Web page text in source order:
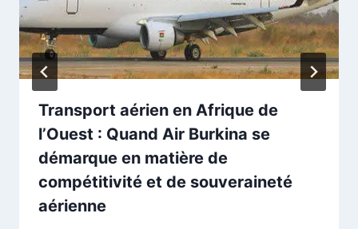
Transport aérien en Afrique de
l’Ouest : Quand Air Burkina se
démarque en matière de
compétitivité et de souveraineté
aérienne